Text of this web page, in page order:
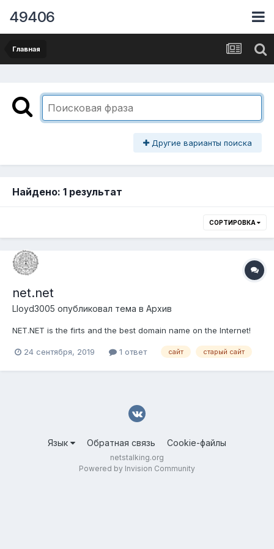
49406
Главная
Другие варианты поиска
Найдено: 1 результат
СОРТИРОВКА
net.net
Lloyd3005 опубликовал тема в Архив
NET.NET is the firts and the best domain name on the Internet!
24 сентября, 2019 1 ответ сайт старый сайт
Язык Обратная связь Cookie-файлы
netstalking.org
Powered by Invision Community